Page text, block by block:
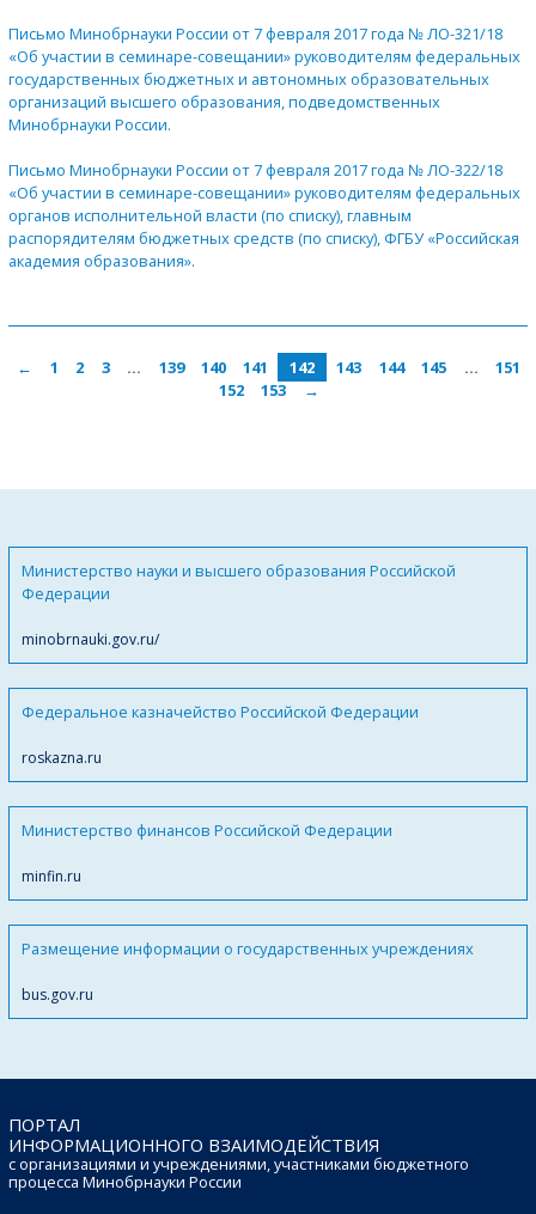
Письмо Минобрнауки России от 7 февраля 2017 года № ЛО-321/18
«Об участии в семинаре-совещании» руководителям федеральных
государственных бюджетных и автономных образовательных
организаций высшего образования, подведомственных
Минобрнауки России.
Письмо Минобрнауки России от 7 февраля 2017 года № ЛО-322/18
«Об участии в семинаре-совещании» руководителям федеральных
органов исполнительной власти (по списку), главным
распорядителям бюджетных средств (по списку), ФГБУ «Российская
академия образования».
← 1 2 3 … 139 140 141 142 143 144 145 …
151
152
153 →
Министерство науки и высшего образования Российской
Федерации
minobrnauki.gov.ru/
Федеральное казначейство Российской Федерации
roskazna.ru
Министерство финансов Российской Федерации
minfin.ru
Размещение информации о государственных учреждениях
bus.gov.ru
ПОРТАЛ
ИНФОРМАЦИОННОГО ВЗАИМОДЕЙСТВИЯ
с организациями и учреждениями, участниками бюджетного
процесса Минобрнауки России